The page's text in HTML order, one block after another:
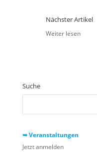
Nächster Artikel
Weiter lesen
Suche
➥ Veranstaltungen
Jetzt anmelden